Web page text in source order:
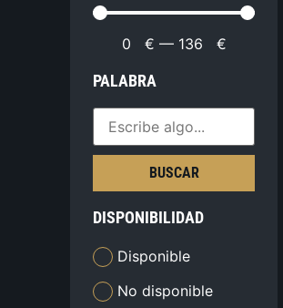
0 € — 136 €
PALABRA
BUSCAR
DISPONIBILIDAD
Disponible
No disponible